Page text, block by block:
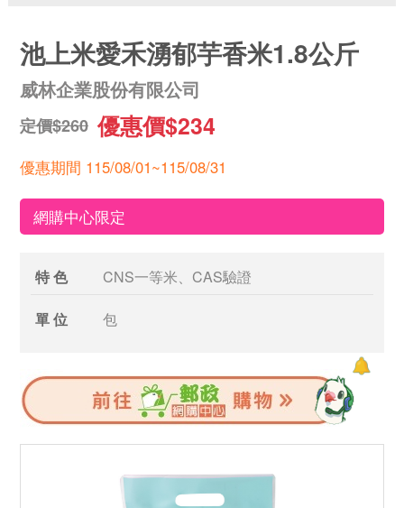
池上米愛禾湧郁芋香米1.8公斤
威林企業股份有限公司
定價$260 優惠價$234
優惠期間 115/08/01~115/08/31
網購中心限定
特 色 CNS一等米、CAS驗證
單 位 包